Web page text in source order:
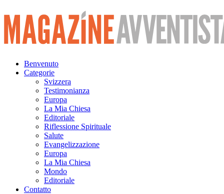
Vai
al
contenuto
Benvenuto
Categorie
Svizzera
Testimonianza
Europa
La Mia Chiesa
Editoriale
Riflessione Spirituale
Salute
Evangelizzazione
Europa
La Mia Chiesa
Mondo
Editoriale
Contatto